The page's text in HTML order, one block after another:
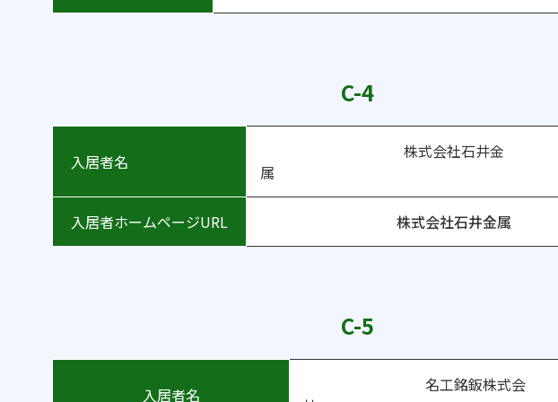
C-4
入居者名
株式会社石井金
入居者ホームページURL 株式会社石井金属
C-5
入居者名
名工銘鈑株式会